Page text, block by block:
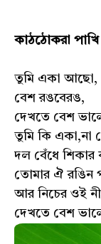
কাঠঠোকরা পাখি
তুমি একা আছো,
বেশ রঙবেরঙ,
দেখতে বেশ
তুমি কি একা,না
দল বেঁধে শিকার
তোমার ঐ রঙিন
আর নিচের ওই
দেখতে বেশ